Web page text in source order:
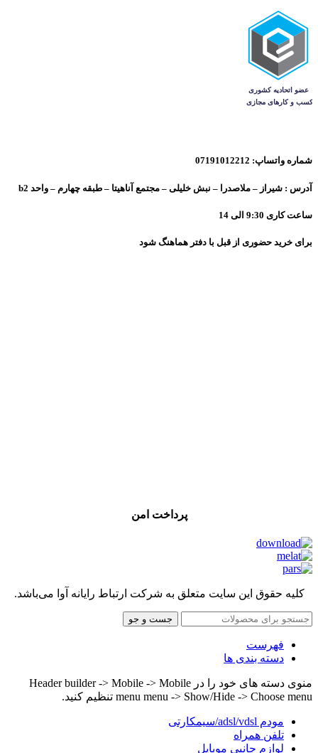
شماره واتساپ: 07191012212
آدرس : شیراز – ملاصدرا – نبش خلیلی – مجتمع آناهیتا – طبقه چهارم – واحد b2
ساعت کاری 9:30 الی 14
برای خرید حضوری از قبل با دفتر هماهنگ شود
پرداخت امن
کلیه حقوق این سایت متعلق به شرکت ارتباط رایانه آوا می‌باشد.
جست و جو
فهرست
دسته بندی ها
منوی دسته های خود را در Header builder -> Mobile -> Mobile
menu menu -> Show/Hide -> Choose menu تنظیم کنید.
مودم adsl/vdsl/سیمکارتی
تلفن همراه
لوازم جانبی موبایل